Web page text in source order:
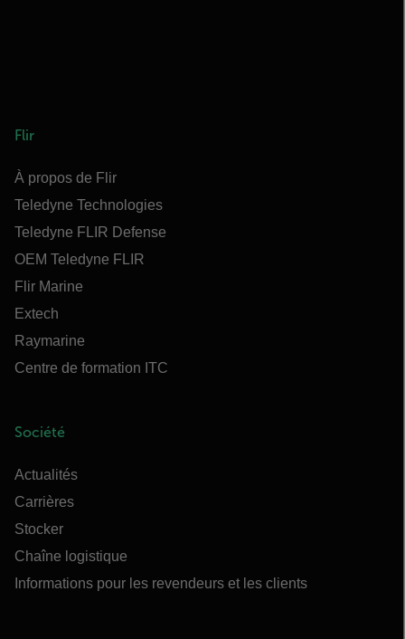
Flir
À propos de Flir
Teledyne Technologies
Teledyne FLIR Defense
OEM Teledyne FLIR
Flir Marine
Extech
Raymarine
Centre de formation ITC
Société
Actualités
Carrières
Stocker
Chaîne logistique
Informations pour les revendeurs et les clients